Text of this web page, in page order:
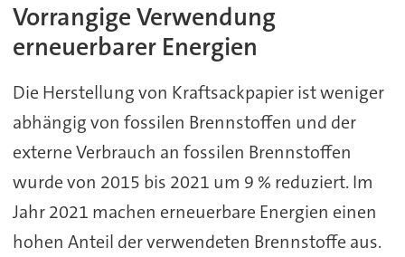
Vorrangige Verwendung
erneuerbarer Energien
Die Herstellung von Kraftsackpapier ist weniger
abhängig von fossilen Brennstoffen und der
externe Verbrauch an fossilen Brennstoffen
wurde von 2015 bis 2021 um 9 % reduziert. Im
Jahr 2021 machen erneuerbare Energien einen
hohen Anteil der verwendeten Brennstoffe aus.